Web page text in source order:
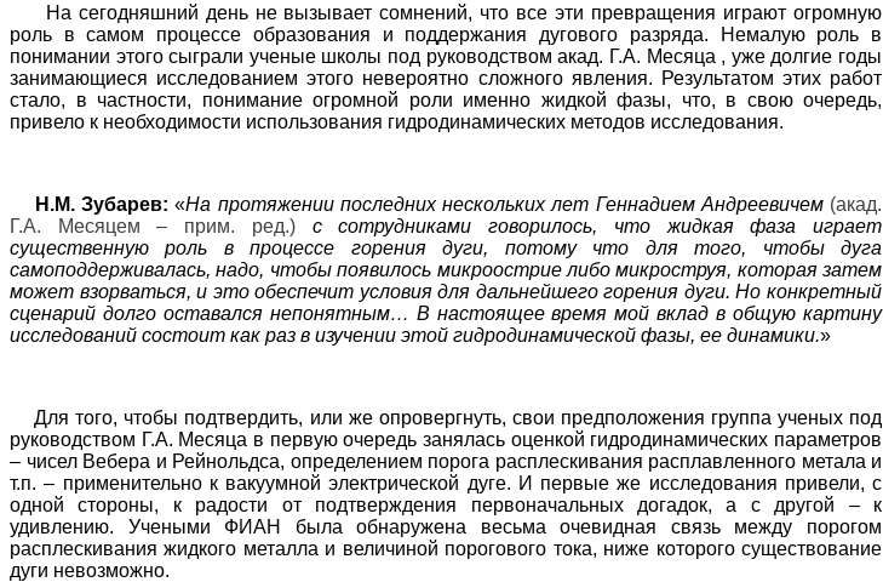
На сегодняшний день не вызывает сомнений, что все эти превращения играют огромную
роль в самом процессе образования и поддержания дугового разряда. Немалую роль в
понимании этого сыграли ученые школы под руководством акад. Г.А. Месяца , уже долгие годы
занимающиеся исследованием этого невероятно сложного явления. Результатом этих работ
стало, в частности, понимание огромной роли именно жидкой фазы, что, в свою очередь,
привело к необходимости использования гидродинамических методов исследования.
Н.М. Зубарев: «На протяжении последних нескольких лет Геннадием Андреевичем (акад.
Г.А. Месяцем – прим. ред.)с сотрудниками говорилось, что жидкая фаза играет
существенную роль в процессе горения дуги, потому что для того, чтобы дуга
самоподдерживалась, надо, чтобы появилось микроострие либо микроструя, которая затем
может взорваться, и это обеспечит условия для дальнейшего горения дуги. Но конкретный
сценарий долго оставался непонятным… В настоящее время мой вклад в общую картину
исследований состоит как раз в изучении этой гидродинамической фазы, ее динамики.»
Для того, чтобы подтвердить, или же опровергнуть, свои предположения группа ученых под
руководством Г.А. Месяца в первую очередь занялась оценкой гидродинамических параметров
– чисел Вебера и Рейнольдса, определением порога расплескивания расплавленного метала и
т.п. – применительно к вакуумной электрической дуге. И первые же исследования привели, с
одной стороны, к радости от подтверждения первоначальных догадок, а с другой – к
удивлению. Учеными ФИАН была обнаружена весьма очевидная связь между порогом
расплескивания жидкого металла и величиной порогового тока, ниже которого существование
дуги невозможно.